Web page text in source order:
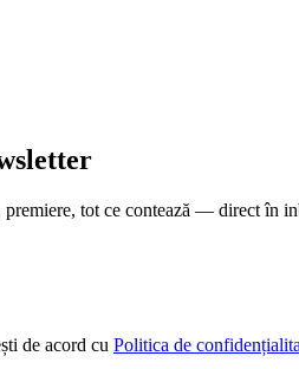
tot ce contează — direct în
de acord cu Politica de